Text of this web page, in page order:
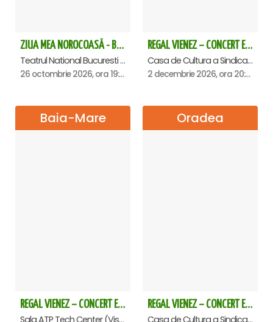
ZIUA MEA NOROCOASĂ - Bucuresti
Teatrul National Bucuresti - Sala Ion Caramitru, Bucuresti
26 octombrie 2026, ora 19:00
REGAL VIENEZ – CONCERT EXTRAORDINAR DE CRACIUN - Satu Mare
Casa de Cultura a Sindicatelor , Satu-Mare
2 decembrie 2026, ora 20:00
Baia-Mare
REGAL VIENEZ – CONCERT EXTRAORDINAR DE CRACIUN - Baia Mare
Sala ATP Tech Center (Vis a vis de Auchan), Baia-Mare
Oradea
REGAL VIENEZ – CONCERT EXTRAORDINAR DE CRACIUN - Oradea
Casa de Cultura a Sindicatelor , Oradea